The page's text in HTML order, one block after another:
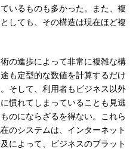
いるものも多かった。また、複
しても、その構造は現在ほど複
の進歩によって非常に複雑な構
も定型的な数値を計算するだけ
そして、利用者もビジネス以外
慣れてしまっていることも見逃
のにならざるを得ない。これら
のシステムは、インターネット
によって、ビジネスのプラット